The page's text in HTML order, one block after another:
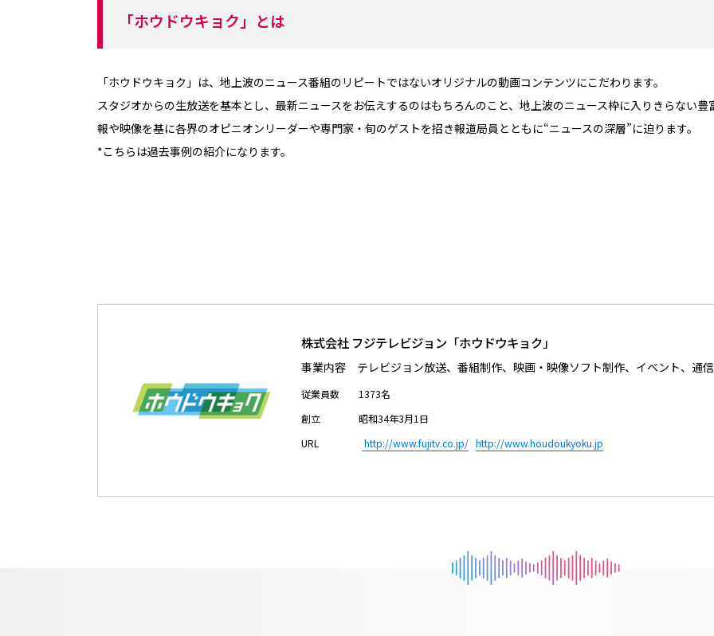
「ホウドウキョク」とは
「ホウドウキョク」は、地上波のニュース番組のリピートではないオリジナルの動画コンテンツにこだわります。
スタジオからの生放送を基本とし、最新ニュースをお伝えするのはもちろんのこと、地上波のニュース枠に入りきらない豊
報や映像を基に各界のオピニオンリーダーや専門家・旬のゲストを招き報道局員とともに“ニュースの深層”に迫ります。
*こちらは過去事例の紹介になります。
株式会社 フジテレビジョン「ホウドウキョク」
事業内容 テレビジョン放送、番組制作、映画・映像ソフト制作、イベント、通
従業員数 1373名
創立 昭和34年3月1日
URL
http://www.fujitv.co.jp/ http://www.houdoukyoku.jp